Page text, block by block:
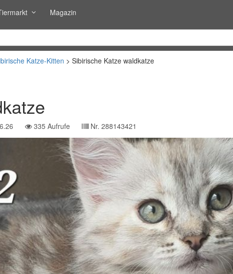
Magazin
Katze-Kitten
Sibirische Katze waldkatze
335 Aufrufe Nr. 288143421